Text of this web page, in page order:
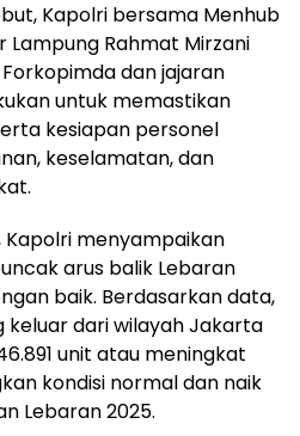
Kapolri bersama Menhub
Lampung Rahmat Mirzani
dan jajaran
untuk memastikan
kesiapan personel
keselamatan, dan
menyampaikan
arus balik Lebaran
baik. Berdasarkan data,
keluar dari wilayah Jakarta
unit atau meningkat
kondisi normal dan naik
Lebaran 2025.